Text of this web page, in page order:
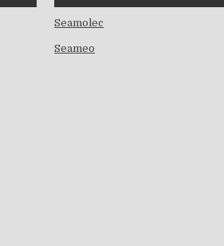
Seamolec
Seameo